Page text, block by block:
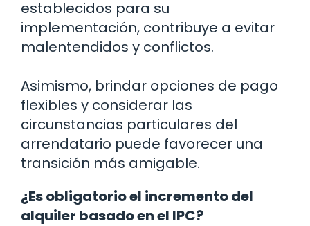
establecidos para su
implementación, contribuye a evitar
malentendidos y conflictos.
Asimismo, brindar opciones de pago
flexibles y considerar las
circunstancias particulares del
arrendatario puede favorecer una
transición más amigable.
¿Es obligatorio el incremento del
alquiler basado en el IPC?